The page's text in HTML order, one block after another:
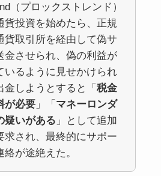
（プロックストレンド）
貨投資を始めたら、正規
貨取引所を経由して偽サ
金させられ、偽の利益が
いるように見せかけられ
金しようとすると「 税金
が必要」「 マネーロンダ
疑いがある 」として追加
求され、最終的にサポー
絡が途絶えた。